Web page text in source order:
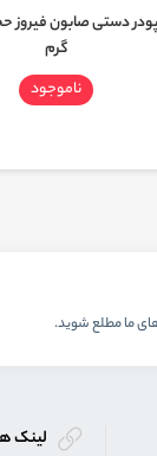
گرم
ناموجود
ما مطلع شوید.
لینک